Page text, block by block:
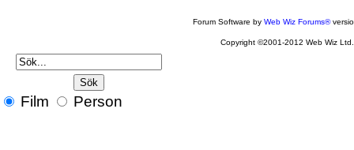
Forum Software byWeb Wiz Forums®
Copyright ©2001-2012 Web Wiz Ltd.
Film Person